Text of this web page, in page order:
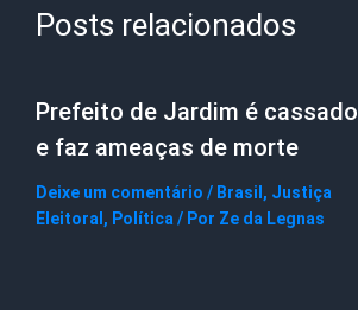
Posts relacionados
Prefeito de Jardim é cassado
e faz ameaças de morte
Deixe um comentário / Brasil , Justiça
Eleitoral , Política / Por Ze da Legnas